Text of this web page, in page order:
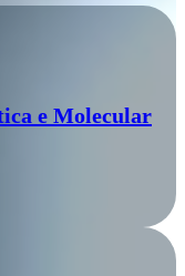
e Molecular